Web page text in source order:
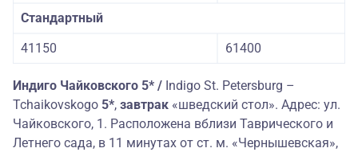
Стандартный
41150
61400
Индиго Чайковского 5* / Indigo St. Petersburg –
Tchaikovskogo 5*, завтрак «шведский стол». Адрес: ул.
Чайковского, 1. Расположена вблизи Таврического и
Летнего сада, в 11 минутах от ст. м. «Чернышевская»,